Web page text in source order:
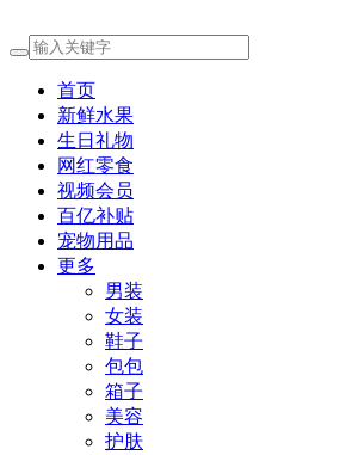
首页
新鲜水果
生日礼物
网红零食
视频会员
百亿补贴
宠物用品
更多
男装
女装
鞋子
包包
箱子
美容
护肤